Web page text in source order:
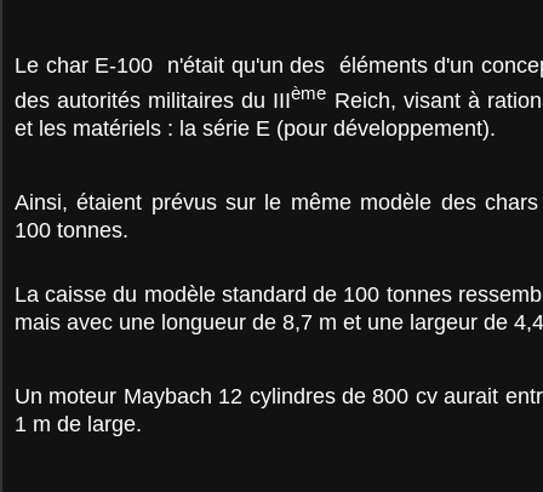
Le char E-100 n'était qu'un des éléments d'un
des autorités militaires du IIIème Reich, visant à
et les matériels : la série E (pour développement).
Ainsi, étaient prévus sur le même modèle des
100 tonnes.
La caisse du modèle standard de 100 tonnes
mais avec une longueur de 8,7 m et une largeur de
Un moteur Maybach 12 cylindres de 800 cv aurait
1 m de large.